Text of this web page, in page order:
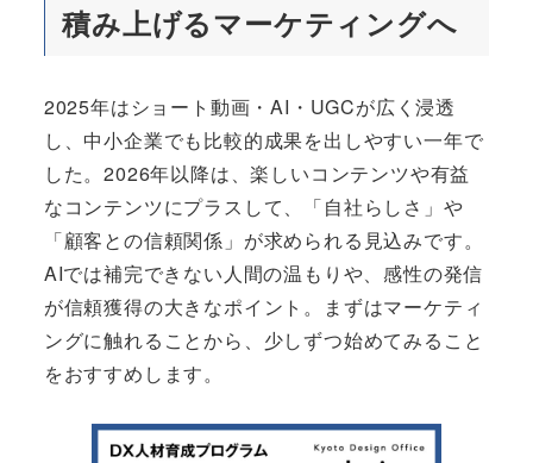
積み上げるマーケティングへ
2025年はショート動画・AI・UGCが広く浸透
し、中小企業でも比較的成果を出しやすい一年で
した。2026年以降は、楽しいコンテンツや有益
なコンテンツにプラスして、「自社らしさ」や
「顧客との信頼関係」が求められる見込みです。
AIでは補完できない人間の温もりや、感性の発信
が信頼獲得の大きなポイント。まずはマーケティ
ングに触れることから、少しずつ始めてみること
をおすすめします。